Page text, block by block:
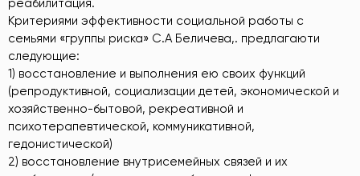
реабилитация.
Критериями эффективности социальной работы с
семьями «группы риска» С.А Беличева,. предлагаюти
следующие:
1) восстановление и выполнения ею своих функций
(репродуктивной, социализации детей, экономической и
хозяйственно-бытовой, рекреативной и
психотерапевтической, коммуникативной,
гедонистической)
2) восстановление внутрисемейных связей и их